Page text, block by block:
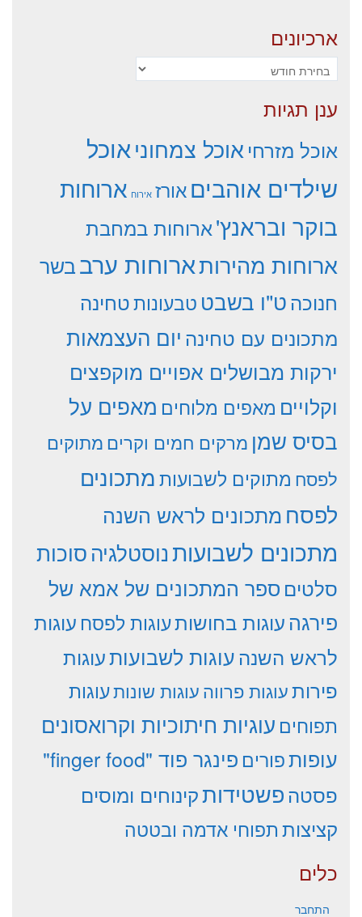
ארכיונים
ארכיונים
ענן תגיות
אוכל מזרחיאוכל צמחוניאוכל
שילדים אוהביםאורז אירוח ארוחות
בוקר ובראנץ'ארוחות במחבת
ארוחות מהירותארוחות ערבבשר
חנוכהט"ו בשבט טבעונותטחינה
מתכונים עם טחינה יום העצמאות
ירקות מבושלים אפויים מוקפצים
וקלויים מאפים מלוחים מאפים על
בסיס שמן מרקים חמים וקריםמתוקים
לפסח מתוקים לשבועותמתכונים
לפסח מתכונים לראש השנה
מתכונים לשבועותנוסטלגיהסוכות
סלטים ספר המתכונים של אמא של
פירגהעוגות בחושותעוגות לפסח עוגות
לראש השנהעוגות לשבועותעוגות
פירותעוגות פרווהעוגות שונותעוגות
תפוחים עוגיות חיתוכיות וקרואסונים
עופותפורים פינגר פוד "finger food"
פסטהפשטידותקינוחים ומוסים
קציצותתפוחי אדמה ובטטה
כלים
התחבר